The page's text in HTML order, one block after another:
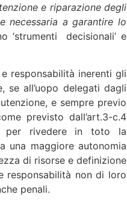
e riparazione degli
necessaria a garantire lo
‘strumenti decisionali’ e
responsabilità inerenti gli
all’uopo delegati dagli
e sempre previo
previsto dall’art.3-c.4
per rivedere in toto la
una maggiore autonomia
di risorse e definizione
responsabilità non di loro
penali.